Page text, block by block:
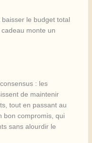
baisser le budget total
monte un
: les
de maintenir
tout en passant au
bon compromis, qui
sans alourdir le